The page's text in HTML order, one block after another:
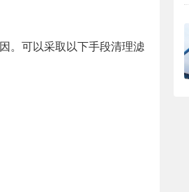
。可以采取以下手段清理滤